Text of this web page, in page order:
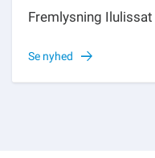
Fremlysning Ilulissat
Se nyhed